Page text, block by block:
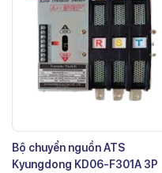
Bộ chuyển nguồn ATS
Kyungdong KD06-F301A 3P